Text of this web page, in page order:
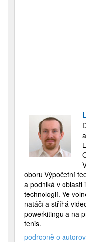
oboru Výpočetní
a podniká v oblasti
technologií. Ve
natáčí a stříhá
powerkitingu a na
tenis.
podrobně o